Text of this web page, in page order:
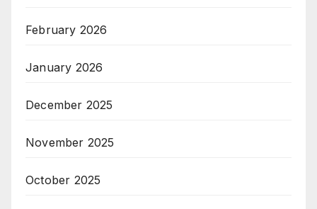
February 2026
January 2026
December 2025
November 2025
October 2025